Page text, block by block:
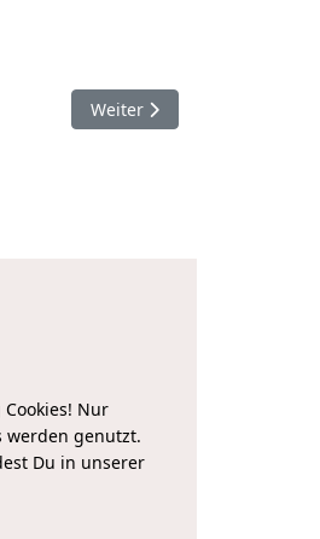
Nächster Beitrag:
Weiter
Nur
werden genutzt.
Du in unserer